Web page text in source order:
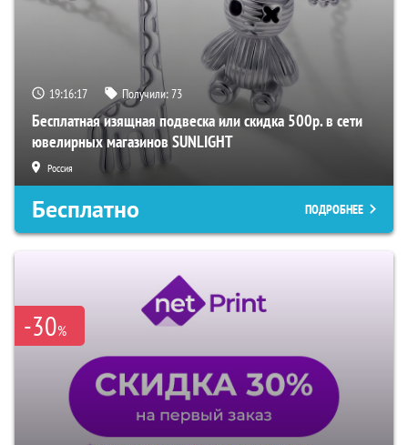
19:16:16 Получили:73
Бесплатная изящная подвеска или скидка 500р. в сети
ювелирных магазинов SUNLIGHT
Россия
Бесплатно ПОДРОБНЕЕ
-30%